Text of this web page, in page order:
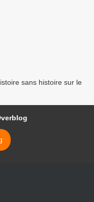
sans histoire sur le